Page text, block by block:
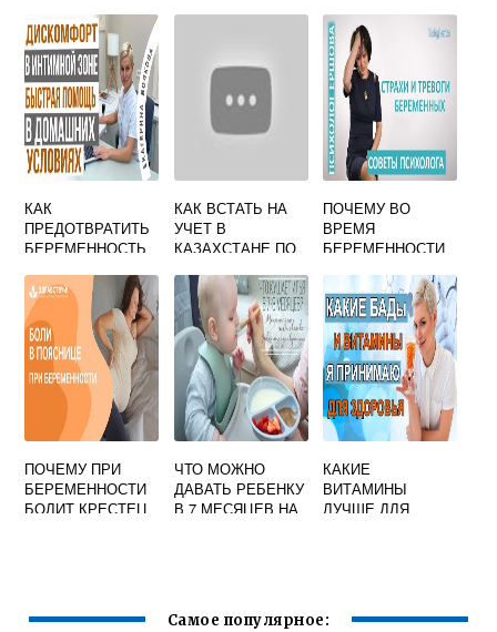
КАК
ПРЕДОТВРАТИТЬ
БЕРЕМЕННОСТЬ
НЕЗАЩИЩЕННОГ
О АКТА ДОМА
НАРОДНЫМИ
СРЕДСТВАМИ
КАК ВСТАТЬ НА
УЧЕТ В
КАЗАХСТАНЕ ПО
ПОЧЕМУ ВО
ВРЕМЯ
БЕРЕМЕННОСТИ
НИЧЕГО ДЕЛАТЬ
ПОЧЕМУ ПРИ
БЕРЕМЕННОСТИ
БОЛИТ КРЕСТЕЦ
ЧТО МОЖНО
ДАВАТЬ РЕБЕНКУ
В 7 МЕСЯЦЕВ НА
КАКИЕ
ВИТАМИНЫ
ЛУЧШЕ ДЛЯ
Самое популярное: